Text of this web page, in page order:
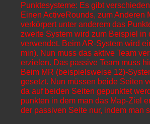
Punktesysteme: Es gibt
Einen ActiveRounds, zum Anderen
verkörpert unter anderem das
zweite System wird zum Beispiel in
verwendet. Beim AR-System wird
min). Nun muss das aktive Team
erzielen. Das passive Team muss
Beim MR (beispielsweise 12)-
gesetzt. Nun müssen beide Seiten
da auf beiden Seiten gepunktet
punkten in dem man das Map-Ziel
der passiven Seite nur, indem man